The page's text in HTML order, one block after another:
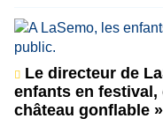
Le directeur de
enfants en festival,
château gonflable »